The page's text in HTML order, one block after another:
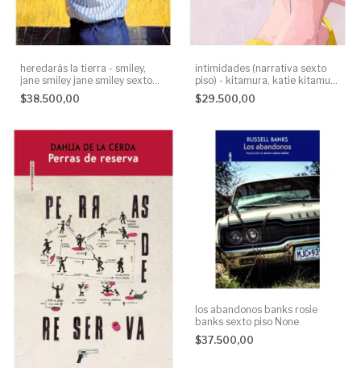
heredarás la tierra - smiley,
jane smiley jane smiley sexto
piso None
$38.500,00
intimidades (narrativa sexto
piso) - kitamura, katie kitamura
satoshi kitamura sexto piso
None
$29.500,00
los abandonos banks rosie
banks sexto piso None
$37.500,00